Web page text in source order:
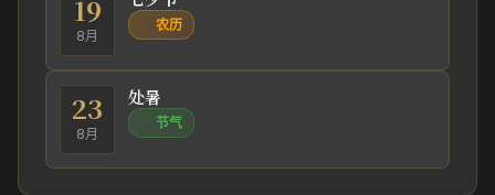
19
8月
农历
23
8月
处暑
节气